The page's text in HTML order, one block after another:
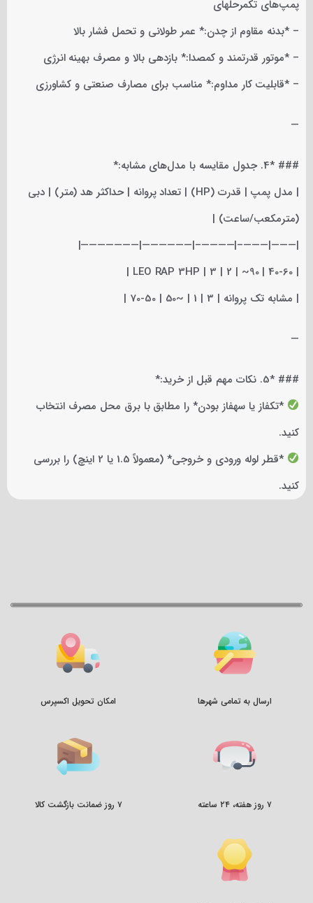
پمپ‌های تکمرحلهای
– *بدنه مقاوم از چدن:* عمر طولانی و تحمل فشار بالا
– *موتور قدرتمند و کمصدا:* بازدهی بالا و مصرف بهینه انرژی
– *قابلیت کار مداوم:* مناسب برای مصارف صنعتی و کشاورزی
—
### *4. جدول مقایسه با مدل‌های مشابه:*
| مدل پمپ | قدرت (HP) | تعداد پروانه | حداکثر هد (متر) | دبی
(مترمکعب/ساعت) |
|———|———–|————–|——————|———————|
| LEO RAP 3HP | 3 | 2 | ~90 | 40-60 |
| مشابه تک پروانه | 3 | 1 | ~50 | 50-70 |
—
### *5. نکات مهم قبل از خرید:*
*تکفاز یا سهفاز بودن* را مطابق با برق محل مصرف انتخاب
کنید.
*قطر لوله ورودی و خروجی* (معمولاً 1.5 یا 2 اینچ) را بررسی
کنید.
ارسال به تمامی شهرها امکان تحویل اکسپرس
۷ روز هفته، ۲۴ ساعته ۷ روز ضمانت بازگشت کالا